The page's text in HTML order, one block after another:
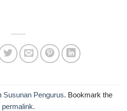
Susunan Pengurus. Bookmark the
permalink.